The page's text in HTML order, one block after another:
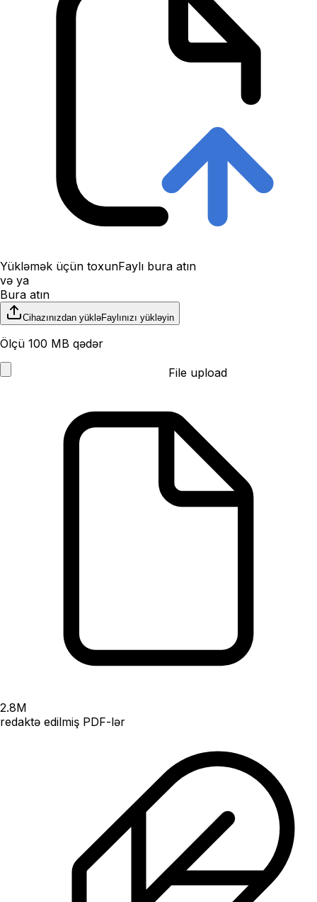
Yükləmək üçün toxunFaylı bura atın
və ya
Bura atın
Cihazınızdan yükləFaylınızı yükləyin
Ölçü 100 MB qədər
File upload
2.8M
redaktə edilmiş PDF-lər